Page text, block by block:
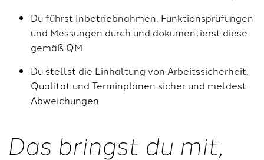
Du führst Inbetriebnahmen, Funktionsprüfungen
und Messungen durch und dokumentierst diese
gemäß QM
Du stellst die Einhaltung von Arbeitssicherheit,
Qualität und Terminplänen sicher und meldest
Abweichungen
Das bringst du mit,